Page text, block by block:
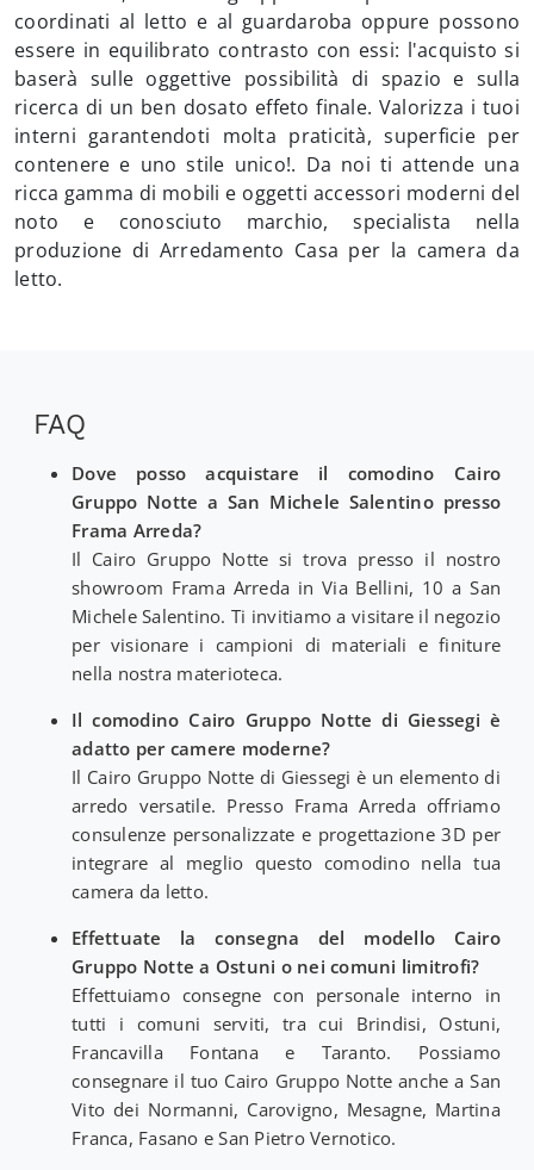
coordinati al letto e al guardaroba oppure possono
essere in equilibrato contrasto con essi: l'acquisto si
baserà sulle oggettive possibilità di spazio e sulla
ricerca di un ben dosato effeto finale. Valorizza i tuoi
interni garantendoti molta praticità, superficie per
contenere e uno stile unico!. Da noi ti attende una
ricca gamma di mobili e oggetti accessori moderni del
noto e conosciuto marchio, specialista nella
produzione di Arredamento Casa per la camera da
letto.
FAQ
Dove posso acquistare il comodino Cairo
Gruppo Notte a San Michele Salentino presso
Frama Arreda?
Il Cairo Gruppo Notte si trova presso il nostro
showroom Frama Arreda in Via Bellini, 10 a San
Michele Salentino. Ti invitiamo a visitare il negozio
per visionare i campioni di materiali e finiture
nella nostra materioteca.
Il comodino Cairo Gruppo Notte di Giessegi è
adatto per camere moderne?
Il Cairo Gruppo Notte di Giessegi è un elemento di
arredo versatile. Presso Frama Arreda offriamo
consulenze personalizzate e progettazione 3D per
integrare al meglio questo comodino nella tua
camera da letto.
Effettuate la consegna del modello Cairo
Gruppo Notte a Ostuni o nei comuni limitrofi?
Effettuiamo consegne con personale interno in
tutti i comuni serviti, tra cui Brindisi, Ostuni,
Francavilla Fontana e Taranto. Possiamo
consegnare il tuo Cairo Gruppo Notte anche a San
Vito dei Normanni, Carovigno, Mesagne, Martina
Franca, Fasano e San Pietro Vernotico.